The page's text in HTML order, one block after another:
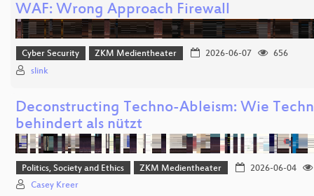
WAF: Wrong Approach Firewall
Cyber Security ZKM Medientheater 2026-06-07
656
slink
Deconstructing Techno-Ableism: Wie
behindert als nützt
Politics, Society and Ethics ZKM Medientheater
2026-06-04
Casey Kreer